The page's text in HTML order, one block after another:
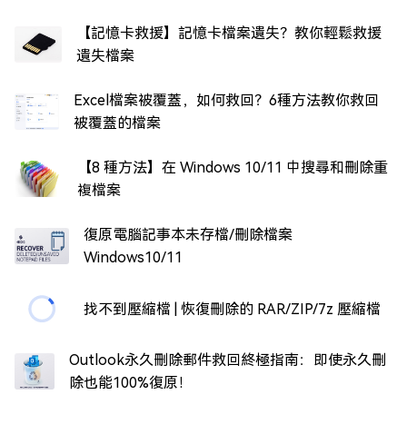
【記憶卡救援】記憶卡檔案遺失？教你輕鬆救援
遺失檔案
Excel檔案被覆蓋，如何救回？6種方法教你救回
被覆蓋的檔案
【8 種方法】在 Windows 10/11 中搜尋和刪除重
複檔案
復原電腦記事本未存檔/刪除檔案
Windows10/11
找不到壓縮檔 | 恢復刪除的 RAR/ZIP/7z 壓縮檔
Outlook永久刪除郵件救回終極指南：即使永久刪
除也能100%復原！